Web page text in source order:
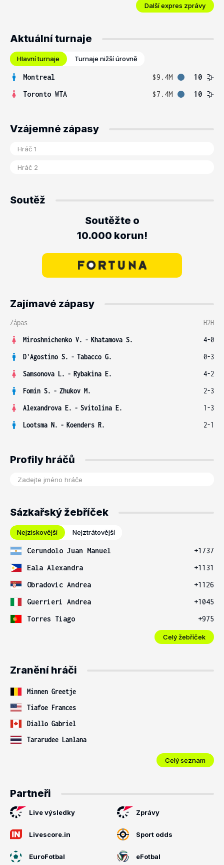
Další expres zprávy
Aktuální turnaje
Hlavní turnaje Turnaje nižší úrovně
Montreal $9.4M
10
Toronto WTA
$7.4M 10
Vzájemné zápasy
Soutěž
Soutěžte o
10.000 korun!
Zajímavé zápasy
Zápas
H2H
Miroshnichenko V. - Khatamova S.
4-0
D'Agostino S. - Tabacco G.
0-3
Samsonova L. - Rybakina E.
4-2
Fomin S. - Zhukov M.
2-3
Alexandrova E. - Svitolina E.
1-3
Lootsma N. - Koenders R. 2-1
Profily hráčů
Sázkařský žebříček
Nejziskovější Nejztrátovější
Cerundolo Juan Manuel
+1737
Eala Alexandra
+1131
Obradovic Andrea
+1126
Guerrieri Andrea
+1045
Torres Tiago
+975
Celý žebříček
Zranění hráči
Minnen Greetje
Tiafoe Frances
Diallo Gabriel
Tararudee Lanlana
Celý seznam
Partneři
Live výsledky Zprávy
Livescore.in Sport odds
EuroFotbal eFotbal